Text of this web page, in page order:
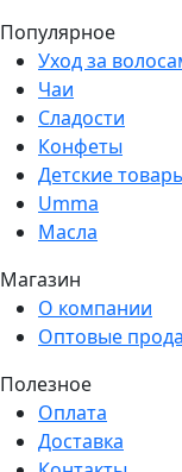
Популярное
Уход за
Чаи
Сладости
Конфеты
Детские
Umma
Масла
Магазин
О компании
Оптовые
Полезное
Оплата
Доставка